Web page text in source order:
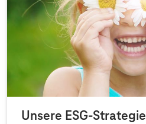
Unsere ESG-Strategie